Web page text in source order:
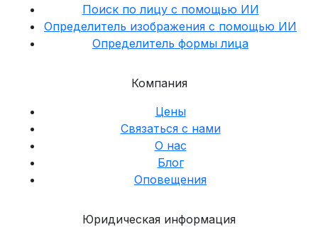
Компания
Цены
Связаться с нами
О нас
Блог
Оповещения
Поиск по лицу с помощью ИИ
Определитель изображения с помощью ИИ
Определитель формы лица
Юридическая информация